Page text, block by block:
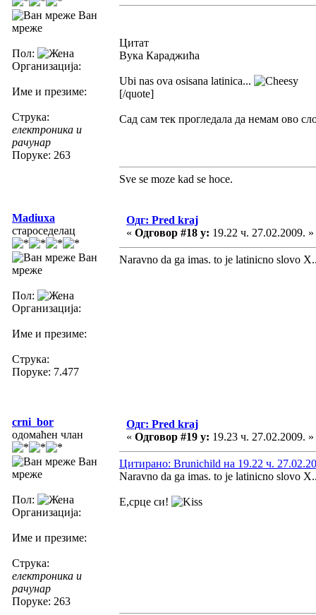
Ван
мреже
Пол:
Организација:
Име и презиме:
Струка:
електроника и
рачунар
Поруке: 263
Цитат
Вука Караджића
Ubi nas ova osisana latinica...
[/quote]
Сад сам тек прогледала да немам ово
Sve se moze kad se hoce.
Madiuxa
староседелац
Ван
мреже
Пол:
Организација:
Име и презиме:
Струка:
Поруке: 7.477
Одг: Pred kraj
« Одговор #18 у: 19.22 ч. 27.02.2009. »
Naravno da ga imas. to je latinicno slovo
crni_bor
одомаћен члан
Ван
мреже
Пол:
Организација:
Име и презиме:
Струка:
електроника и
рачунар
Поруке: 263
Одг: Pred kraj
« Одговор #19 у: 19.23 ч. 27.02.2009. »
Цитирано: Brunichild на 19.22 ч.
Naravno da ga imas. to je latinicno slovo
Е,срце си!